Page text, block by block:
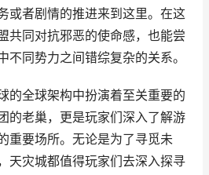
或者剧情的推进来到这里。在这
共同对抗邪恶的使命感，也能尝
不同势力之间错综复杂的关系。
的全球架构中扮演着至关重要的
的老巢，更是玩家们深入了解游
重要场所。无论是为了寻觅未
天灾城都值得玩家们去深入探寻